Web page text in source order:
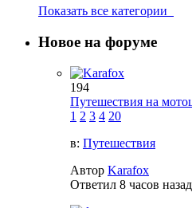
Показать все категории
Новое на форуме
194
Путешествия на
1 2 3 4 20
в: Путешествия
Автор Karafox
Ответил 8 часов назад